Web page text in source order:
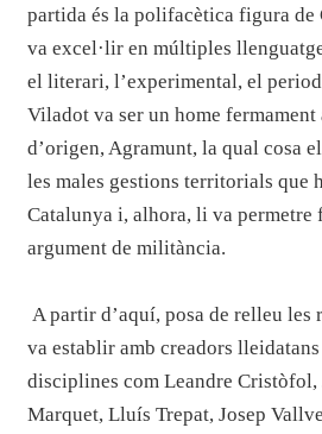
partida és la polifacètica figura
va excel·lir en múltiples
el literari, l’experimental, el
Viladot va ser un home
d’origen, Agramunt, la qual cosa
les males gestions territorials que
Catalunya i, alhora, li va permetre
argument de militància.
A partir d’aquí, posa de relleu les
va establir amb creadors
disciplines com Leandre Cristòfol,
Marquet, Lluís Trepat, Josep